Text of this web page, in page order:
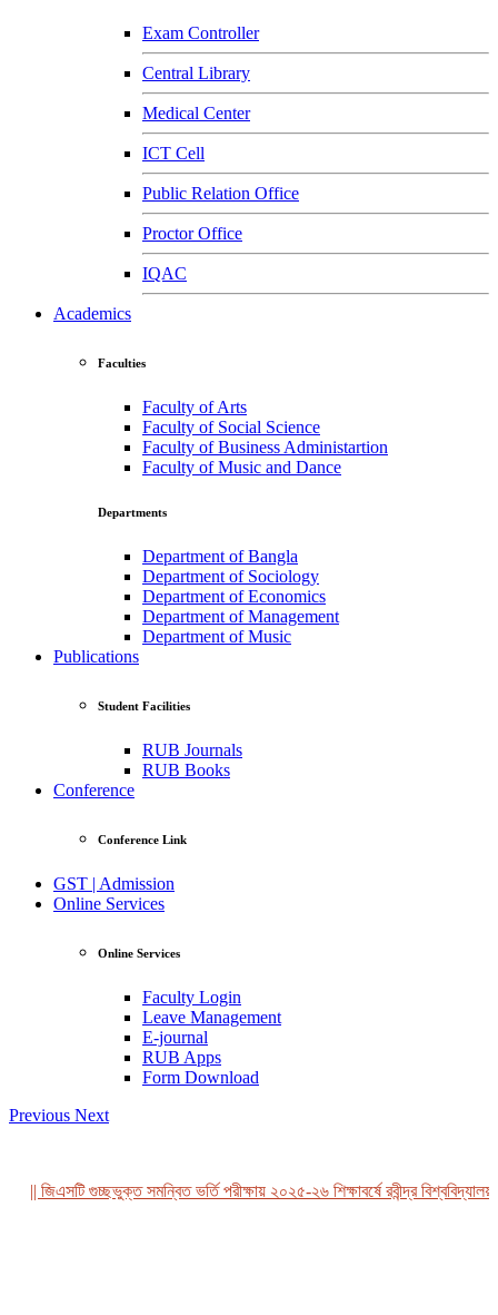
Exam Controller
Central Library
Medical Center
ICT Cell
Public Relation Office
Proctor Office
IQAC
Academics
Faculties
Faculty of Arts
Faculty of Social Science
Faculty of Business Administartion
Faculty of Music and Dance
Departments
Department of Bangla
Department of Sociology
Department of Economics
Department of Management
Department of Music
Publications
Student Facilities
RUB Journals
RUB Books
Conference
Conference Link
GST | Admission
Online Services
Online Services
Faculty Login
Leave Management
E-journal
RUB Apps
Form Download
Previous Next
|| জিএসটি গুচ্ছভুক্ত সমন্বিত ভর্তি পরীক্ষায় ২০২৫-২৬ শিক্ষাবর্ষে রবীন্দ্র